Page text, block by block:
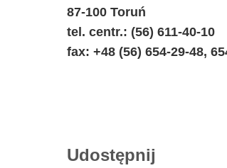
87-100 Toruń
tel. centr.: (56) 611-40-10
fax: +48 (56) 654-29-48,
Udostępnij